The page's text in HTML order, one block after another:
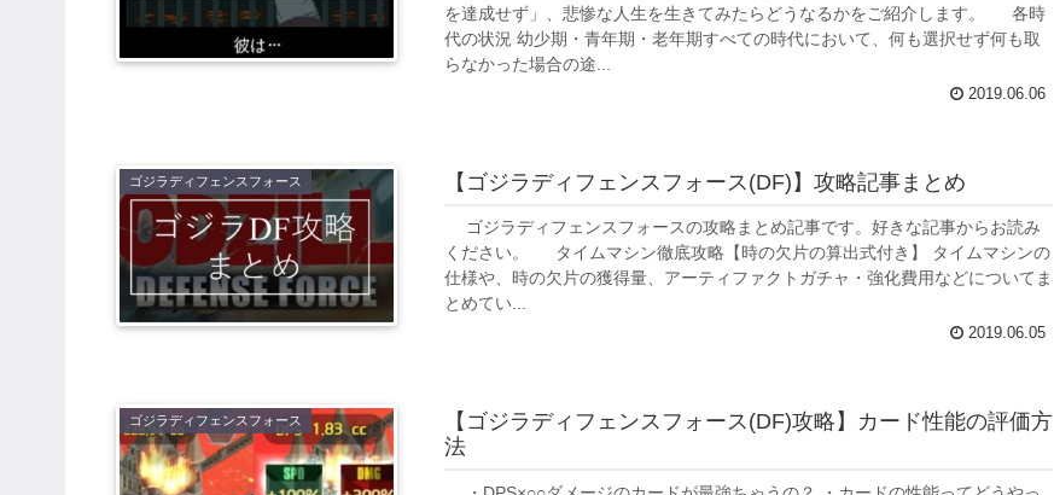
を達成せず」、悲惨な人生を生きてみたらどうなるかをご紹介します。 各時
代の状況 幼少期・青年期・老年期すべての時代において、何も選択せず何も取
らなかった場合の途...
2019.06.06
ゴジラディフェンスフォース 【ゴジラディフェンスフォース(DF)】攻略記事まとめ
ゴジラディフェンスフォースの攻略まとめ記事です。好きな記事からお読み
ください。 タイムマシン徹底攻略【時の欠片の算出式付き】 タイムマシンの
仕様や、時の欠片の獲得量、アーティファクトガチャ・強化費用などについてま
とめてい...
2019.06.05
ゴジラディフェンスフォース
【ゴジラディフェンスフォース(DF)攻略】カード性能の評価方
法